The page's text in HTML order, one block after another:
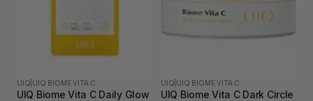
UIQ UIQ BIOME VITA C
UIQ Biome Vita C Daily Glow
UIQ UIQ BIOME VITA C
UIQ Biome Vita C Dark Circle